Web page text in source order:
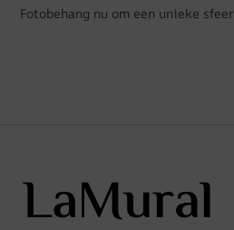
Fotobehang nu om een unieke